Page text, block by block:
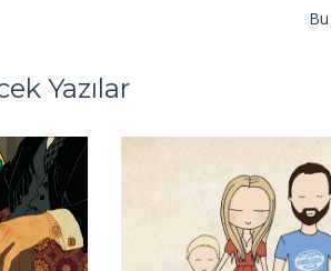
Yazılar